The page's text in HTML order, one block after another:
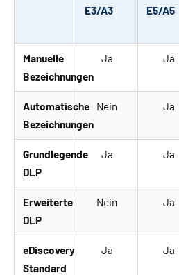
E3/A3
E5/A5
Manuelle
Bezeichnungen
Ja Ja
Automatische
Bezeichnungen
Nein Ja
Grundlegende
DLP
Ja Ja
Erweiterte
DLP
Nein Ja
eDiscovery
Standard
Ja Ja